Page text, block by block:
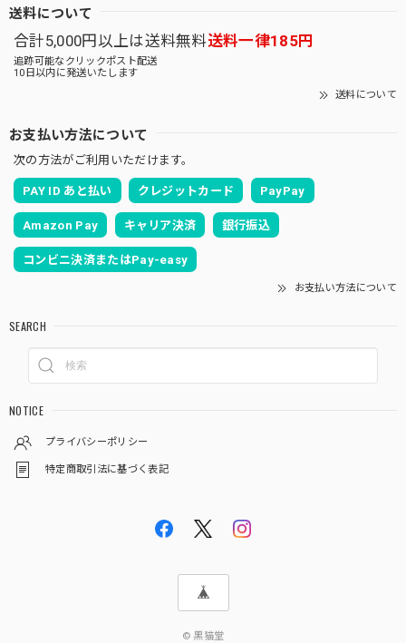
送料について
合計5,000円以上は送料無料送料一律185円
追跡可能なクリックポスト配送
10日以内に発送いたします
送料について
お支払い方法について
次の方法がご利用いただけます。
PAY ID あと払い クレジットカード PayPay
Amazon Pay キャリア決済 銀行振込
コンビニ決済またはPay-easy
お支払い方法について
SEARCH
NOTICE
プライバシーポリシー
特定商取引法に基づく表記
© 黒猫堂